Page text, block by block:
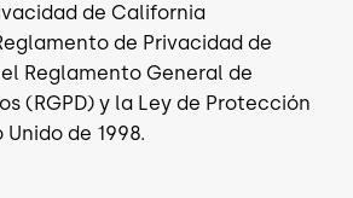
de California
de Privacidad de
Reglamento General de
(RGPD) y la Ley de Protección
de 1998.